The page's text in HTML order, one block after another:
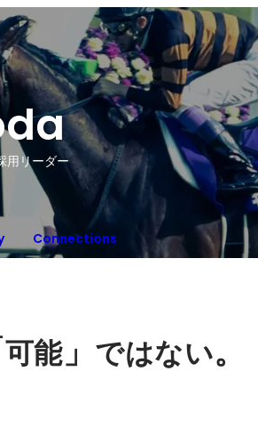
用リーダー
Connections
可能」 ではない。